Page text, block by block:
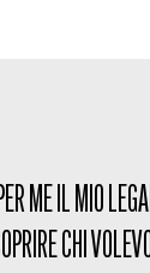
ME IL MIO
CHI